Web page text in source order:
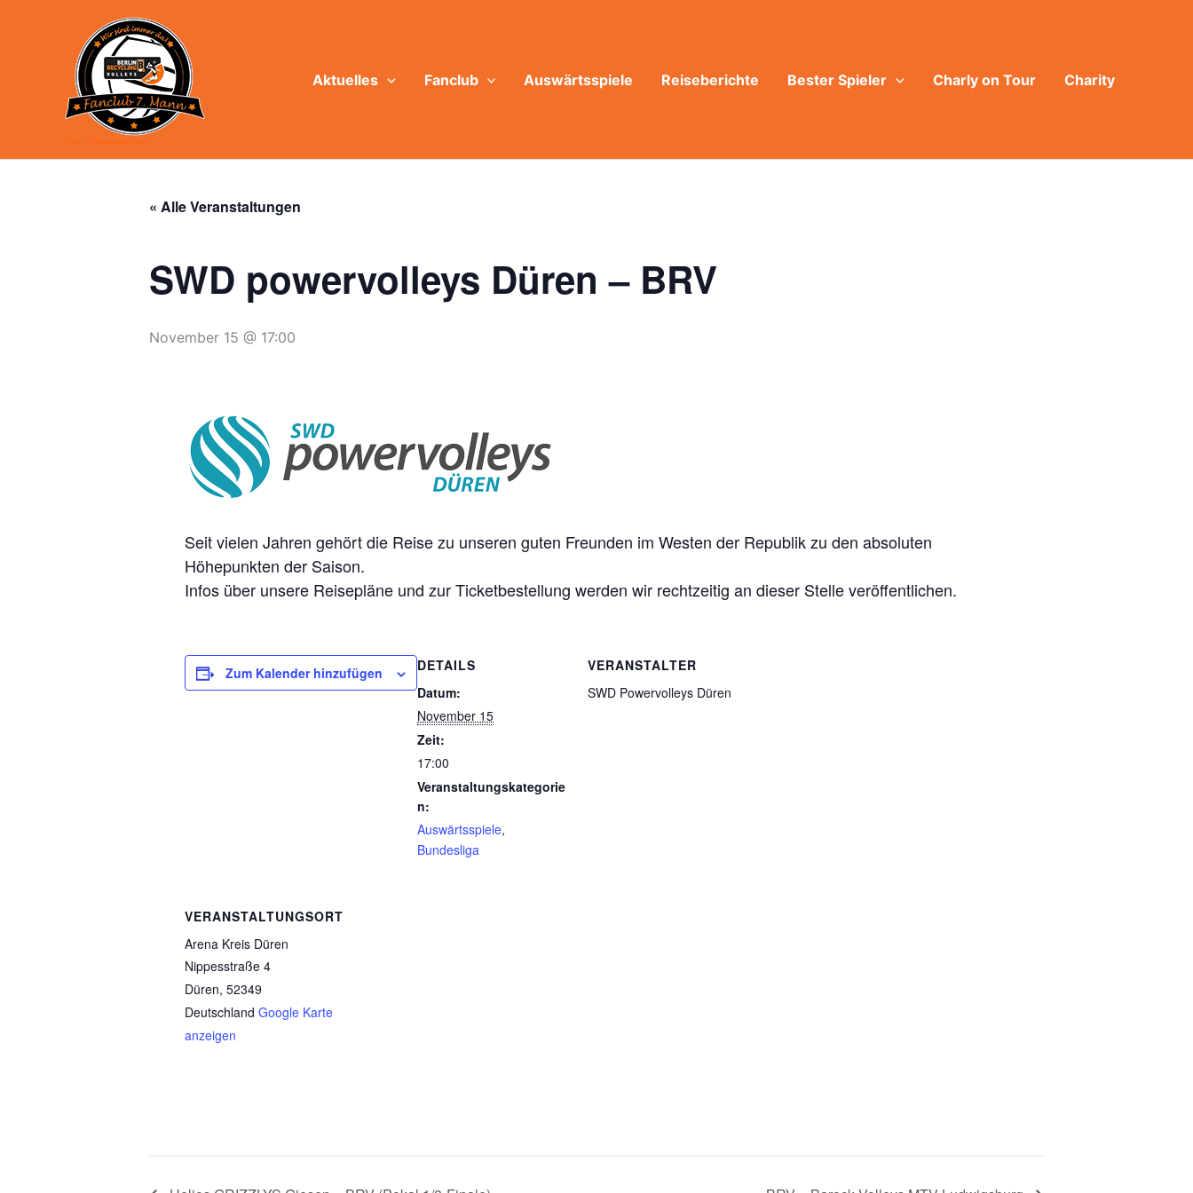
Aktuelles Fanclub Auswärtsspiele Reiseberichte Bester Spieler Charly on Tour Charity
« Alle Veranstaltungen
SWD powervolleys Düren – BRV
November 15 @ 17:00
Seit vielen Jahren gehört die Reise zu unseren guten Freunden im Westen der Republik zu den absoluten
Höhepunkten der Saison.
Infos über unsere Reisepläne und zur Ticketbestellung werden wir rechtzeitig an dieser Stelle veröffentlichen.
Zum Kalender hinzufügen
DETAILS
Datum:
November 15
Zeit:
17:00
Veranstaltungskategorie
n:
Auswärtsspiele,
Bundesliga
VERANSTALTER
SWD Powervolleys Düren
VERANSTALTUNGSORT
Arena Kreis Düren
Nippesstraße 4
Düren, 52349
Deutschland Google Karte
anzeigen